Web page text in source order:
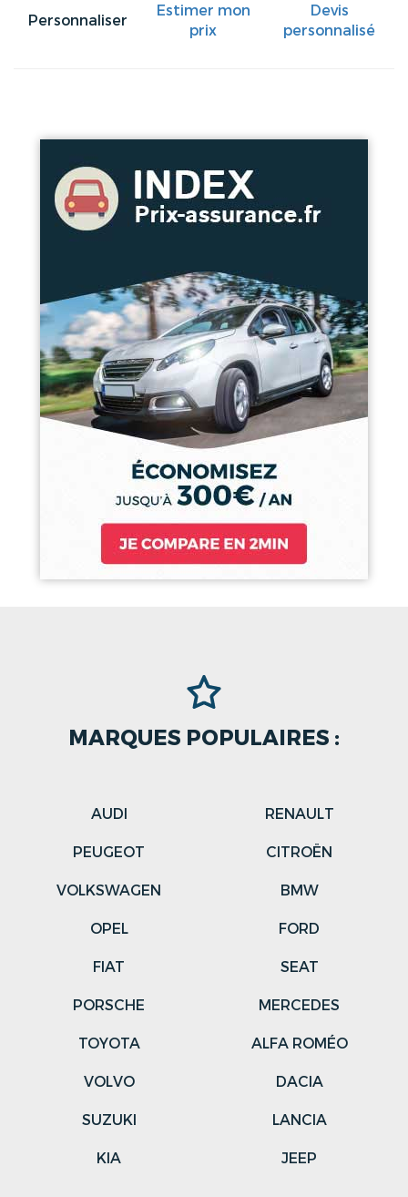
Personnaliser
Estimer mon
prix
Devis
personnalisé
MARQUES POPULAIRES :
AUDI
RENAULT
PEUGEOT
CITROËN
VOLKSWAGEN
BMW
OPEL
FORD
FIAT
SEAT
PORSCHE
MERCEDES
TOYOTA
ALFA ROMÉO
VOLVO
DACIA
SUZUKI
LANCIA
KIA
JEEP